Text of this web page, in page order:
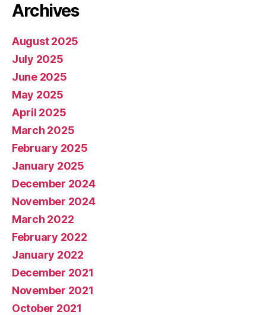
Archives
August 2025
July 2025
June 2025
May 2025
April 2025
March 2025
February 2025
January 2025
December 2024
November 2024
March 2022
February 2022
January 2022
December 2021
November 2021
October 2021